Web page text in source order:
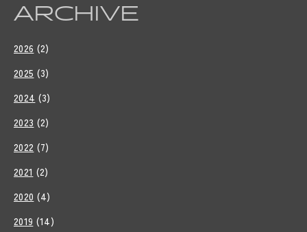
ARCHIVE
2026 (2)
2025 (3)
2024 (3)
2023 (2)
2022 (7)
2021 (2)
2020 (4)
2019 (14)